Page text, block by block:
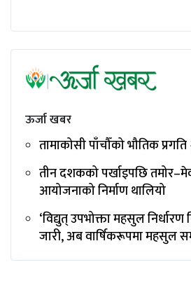
ऊर्जा खबर
तामाकोसी पाँचौँको भौतिक
तीन दशकको पर्खाइपछि
आयोजनाको निर्माण थालियो
‘विद्युत् उपभोक्ता महसुल निर्धारण
जारी, अब वार्षिकरूपमा महसुल